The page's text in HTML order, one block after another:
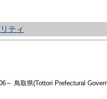
ティ
～ 鳥取県(Tottori Prefectural